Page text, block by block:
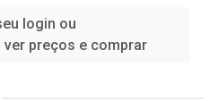
login ou
preços e comprar